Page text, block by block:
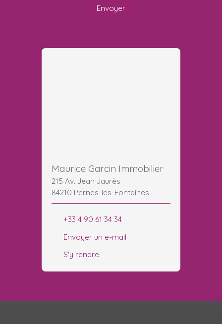
Envoyer
Maurice Garcin Immobilier
215 Av. Jean Jaurès
84210 Pernes-les-Fontaines
+33 4 90 61 34 34
Envoyer un e-mail
S'y rendre